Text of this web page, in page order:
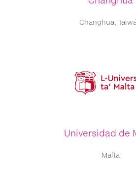
Changhua,
Universidad de
Malta